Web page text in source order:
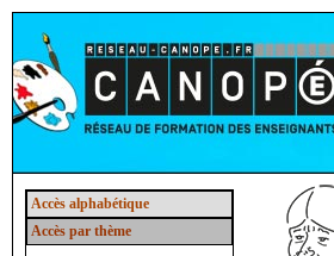
Accès alphabétique
Accès par thème